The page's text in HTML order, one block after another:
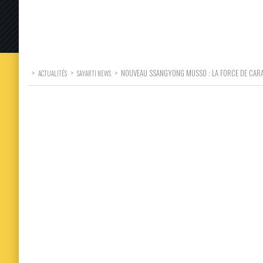
> ACTUALITÉS > SAYARTI NEWS > NOUVEAU SSANGYONG MUSSO : LA FORCE DE